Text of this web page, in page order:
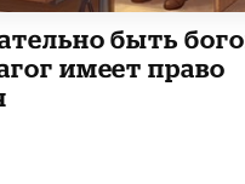
быть
имеет право